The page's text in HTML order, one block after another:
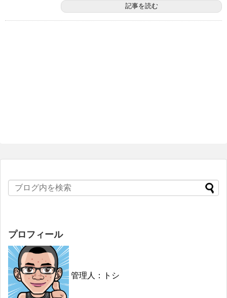
記事を読む
プロフィール
管理人：トシ